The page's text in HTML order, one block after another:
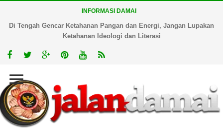
INFORMASI DAMAI
Di Tengah Gencar Ketahanan Pangan dan Energi, Jangan Lupakan
Ketahanan Ideologi dan Literasi